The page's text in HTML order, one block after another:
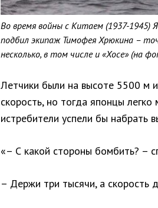
Во время войны с Китаем (1937-1945)
подбил экипаж Тимофея Хрюкина –
несколько, в том числе и «Хосе» (на
Летчики были на высоте 5500 м
скорость, но тогда японцы легко
истребители успели бы набрать
«– С какой стороны бомбить? –
– Держи три тысячи, а скорость